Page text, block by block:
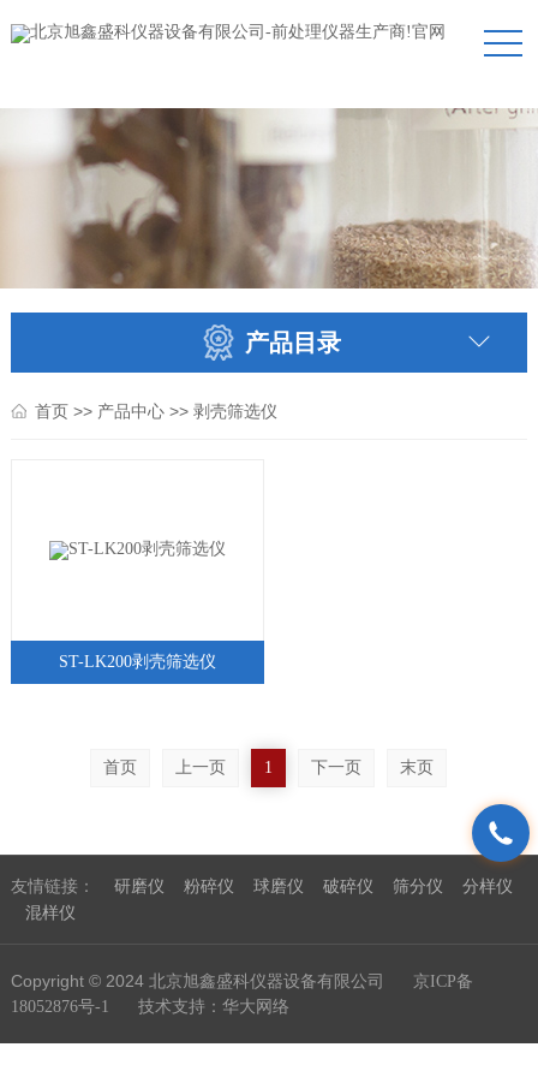
产品目录
首页>> 产品中心>> 剥壳筛选仪
ST-LK200剥壳筛选仪
首页 上一页 1 下一页 末页
友情链接： 研磨仪 粉碎仪 球磨仪 破碎仪 筛分仪
分样仪
混样仪
Copyright © 2024 北京旭鑫盛科仪器设备有限公司
京ICP备
18052876号-1 技术支持： 华大网络